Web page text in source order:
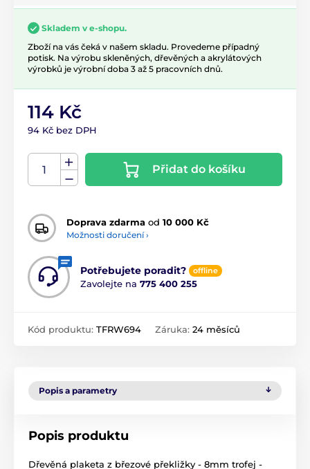
Skladem v e-shopu.
Zboží na vás čeká v našem skladu. Provedeme případný
potisk. Na výrobu skleněných, dřevěných a akrylátových
výrobků je výrobní doba 3 až 5 pracovních dnů.
114 Kč
94 Kč bez DPH
Přidat do košíku
Doprava zdarma od 10 000 Kč
Možnosti doručení ›
Potřebujete poradit? offline
Zavolejte na 775 400 255
Kód produktu: TFRW694 Záruka: 24 měsíců
Popis a parametry
Popis produktu
Dřevěná plaketa z březové překližky - 8mm trofej -